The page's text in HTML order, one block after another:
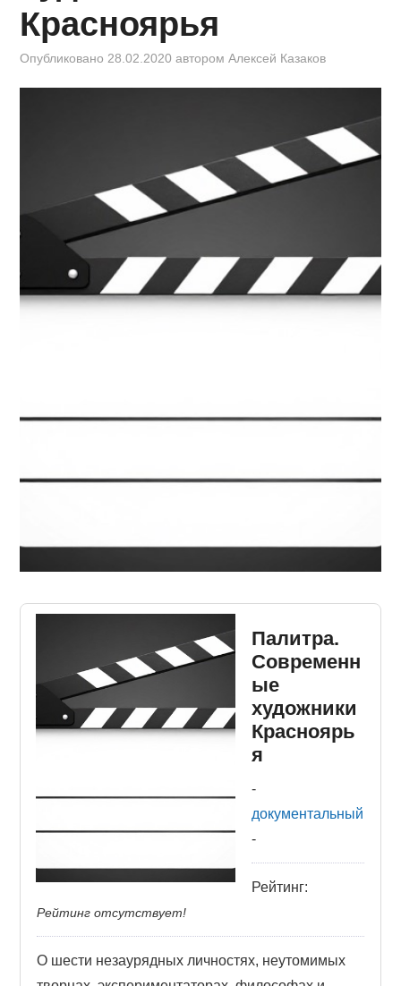
ФИЛЬМЫ
Красноярья
Опубликовано 28.02.2020 авторомАлексей Казаков
Палитра.
Современн
ые
художники
Красноярь
я
-
документальный
-
Рейтинг:
Рейтинг отсутствует!
О шести незаурядных личностях, неутомимых